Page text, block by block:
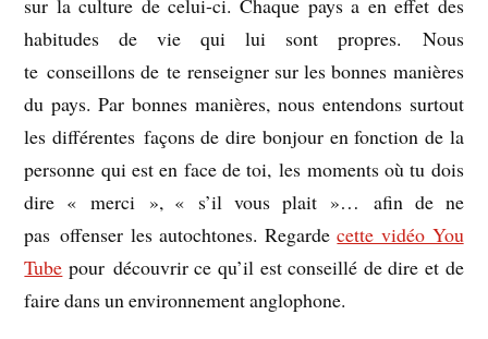
sur la culture de celui-ci. Chaque pays a en effet des
habitudes de vie qui lui sont propres. Nous
te conseillons de te renseigner sur les bonnes manières
du pays. Par bonnes manières, nous entendons surtout
les différentes façons de dire bonjour en fonction de la
personne qui est en face de toi, les moments où tu dois
dire « merci », « s’il vous plait »… afin de ne
pas offenser les autochtones. Regardecette vidéo You
Tube pour découvrir ce qu’il est conseillé de dire et de
faire dans un environnement anglophone.